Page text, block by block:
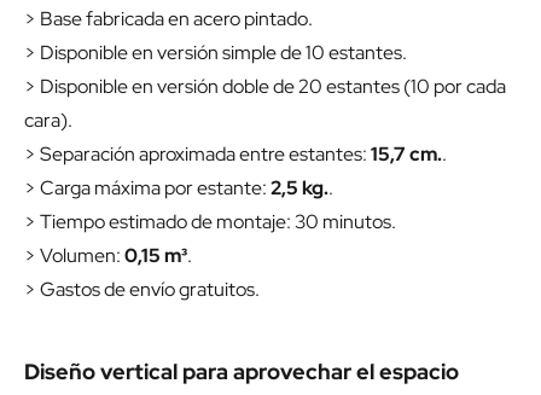
> Base fabricada en acero pintado.
> Disponible en versión simple de 10 estantes.
> Disponible en versión doble de 20 estantes (10 por cada
cara).
> Separación aproximada entre estantes:15,7 cm..
> Carga máxima por estante:2,5 kg..
> Tiempo estimado de montaje: 30 minutos.
> Volumen:0,15 m³.
> Gastos de envío gratuitos.
Diseño vertical para aprovechar el espacio